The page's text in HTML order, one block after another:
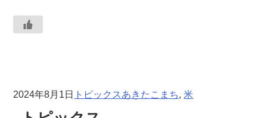
2024年8月1日 トピックス あきたこまち, 米